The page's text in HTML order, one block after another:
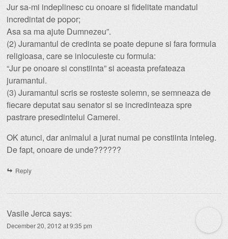
Jur sa-mi indeplinesc cu onoare si fidelitate mandatul
incredintat de popor;
Asa sa ma ajute Dumnezeu”.
(2) Juramantul de credinta se poate depune si fara formula
religioasa, care se inlocuieste cu formula:
“Jur pe onoare si constiinta” si aceasta prefateaza
juramantul.
(3) Juramantul scris se rosteste solemn, se semneaza de
fiecare deputat sau senator si se incredinteaza spre
pastrare presedintelui Camerei.
OK atunci, dar animalul a jurat numai pe constiinta inteleg.
De fapt, onoare de unde??????
Reply
Vasile Jercasays:
December 20, 2012 at 9:35 pm